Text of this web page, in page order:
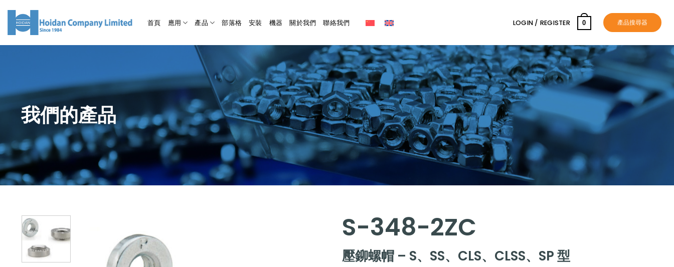
首頁 應用 產品 部落格 安裝 機器 關於我們 聯絡我們 LOGIN / REGISTER 0 產品搜尋器
我們的產品
S-348-2ZC
壓鉚螺帽 – S、SS、CLS、CLSS、SP 型